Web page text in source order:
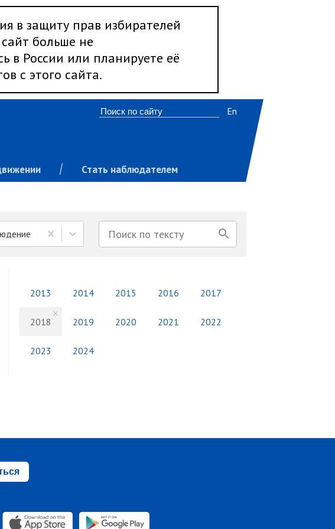
в защиту прав избирателей
больше не
в России или планируете её
с этого сайта.
Стать наблюдателем
En
2013 2014 2015 2016 2017
2018 2019 2020 2021 2022
2023 2024